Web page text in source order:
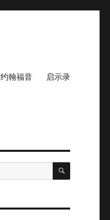
约翰福音 启示录
SEARCH